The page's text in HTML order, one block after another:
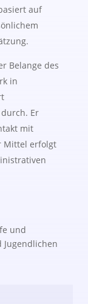
auf
Belange des
in
Er
mit
Mittel erfolgt
und